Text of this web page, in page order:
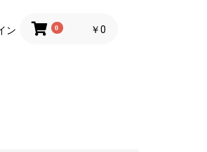
ン 0 ￥0